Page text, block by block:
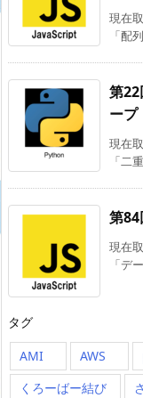
現在
「配
第
ープ
現在
「二
第
現在
「デ
タグ
AMI
AWS
くろーばー結び